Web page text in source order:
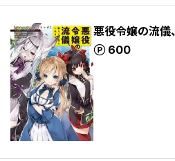
悪役令嬢の流儀
600
ポイント